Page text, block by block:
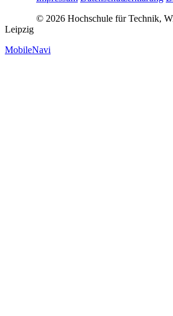
© 2026 Hochschule für Technik,
Leipzig
MobileNavi